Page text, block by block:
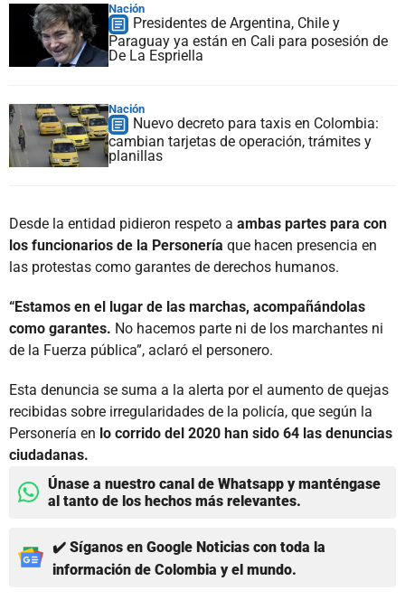
Nación
Presidentes de Argentina, Chile y
Paraguay ya están en Cali para posesión de
De La Espriella
Nación
Nuevo decreto para taxis en Colombia:
cambian tarjetas de operación, trámites y
planillas
Desde la entidad pidieron respeto a ambas partes para con
los funcionarios de la Personería que hacen presencia en
las protestas como garantes de derechos humanos.
“Estamos en el lugar de las marchas, acompañándolas
como garantes. No hacemos parte ni de los marchantes ni
de la Fuerza pública”, aclaró el personero.
Esta denuncia se suma a la alerta por el aumento de quejas
recibidas sobre irregularidades de la policía, que según la
Personería en lo corrido del 2020 han sido 64 las denuncias
ciudadanas.
Únase a nuestro canal de Whatsapp y manténgase
al tanto de los hechos más relevantes.
✔️ Síganos en Google Noticias con toda la
información de Colombia y el mundo.